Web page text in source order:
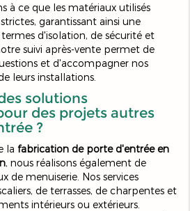
à ce que les matériaux utilisés
garantissant ainsi une
d'isolation, de sécurité et
suivi après-vente permet de
et d'accompagner nos
leurs installations.
solutions
des projets autres
?
la fabrication de porte d'entrée en
, nous réalisons également de
de menuiserie. Nos services
de terrasses, de charpentes et
intérieurs ou extérieurs.